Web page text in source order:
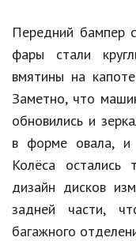
Недвижимость
Спорт и фитнес
Психология и
Творчество и
Разное
Работа и бизнес
Животные
Передний бампер
фары стали
вмятины на
Заметно, что
обновились и
в форме овала, и
Колёса
дизайн дисков
задней части,
багажного